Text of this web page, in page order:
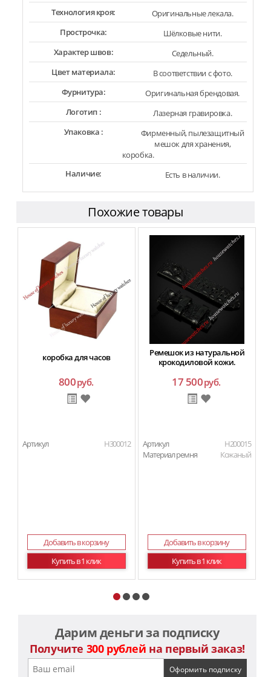
Технология кроя:
Оригинальные лекала.
Прострочка:
Шёлковые нити.
Характер швов:
Седельный.
Цвет материала:
В соответствии с фото.
Фурнитура:
Оригинальная брендовая.
Логотип :
Лазерная гравировка.
Упаковка :
Фирменный, пылезащитный
мешок для хранения,
коробка.
Наличие:
Есть в наличии.
Похожие товары
коробка для часов
800руб.
Артикул H300012
Добавить в корзину
Купить в 1 клик
Ремешок из натуральной
крокодиловой кожи.
17 500руб.
Артикул
H200015
Материал ремня
Кожаный
Добавить в корзину
Купить в 1 клик
Дарим деньги за подписку
Получите 300 рублей на первый заказ!